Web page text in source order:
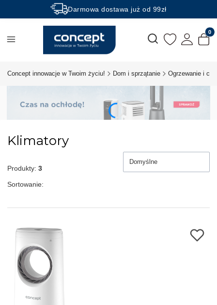
Darmowa dostawa już od 99zł
Rabaty -50% na wybrane produkty
Otwórz wyszukiwarkę
Concept innowacje w Twoim życiu! Dom i sprzątanie Ogrzewanie i
Klimatory
Produkty: 3
Sortowanie:
Domyślne